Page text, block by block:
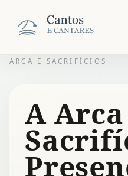
ARCA E SACRIFÍCIOS
A Arca